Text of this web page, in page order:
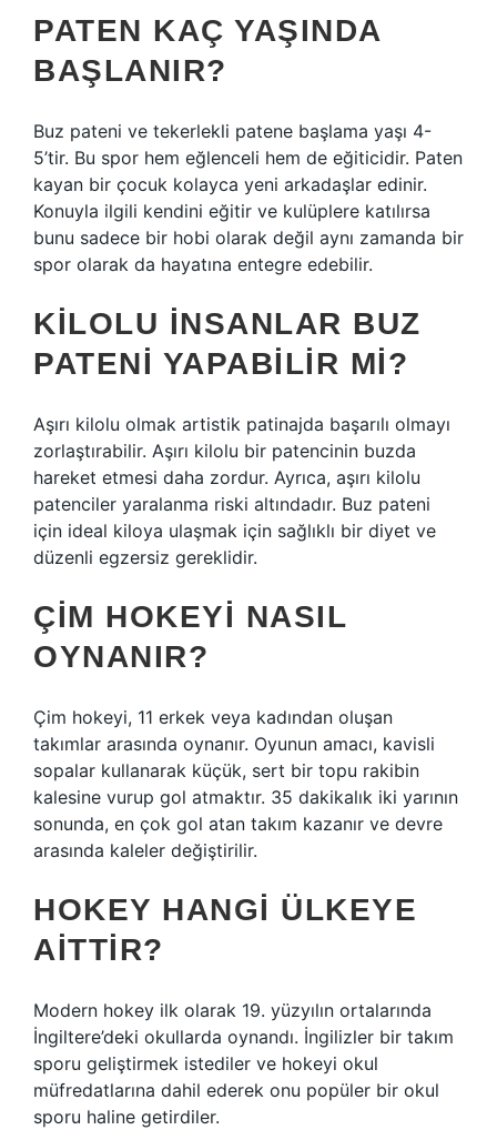
PATEN KAÇ YAŞINDA
BAŞLANIR?
Buz pateni ve tekerlekli patene başlama yaşı 4-
5’tir. Bu spor hem eğlenceli hem de eğiticidir. Paten
kayan bir çocuk kolayca yeni arkadaşlar edinir.
Konuyla ilgili kendini eğitir ve kulüplere katılırsa
bunu sadece bir hobi olarak değil aynı zamanda bir
spor olarak da hayatına entegre edebilir.
KILOLU INSANLAR BUZ
PATENI YAPABILIR MI?
Aşırı kilolu olmak artistik patinajda başarılı olmayı
zorlaştırabilir. Aşırı kilolu bir patencinin buzda
hareket etmesi daha zordur. Ayrıca, aşırı kilolu
patenciler yaralanma riski altındadır. Buz pateni
için ideal kiloya ulaşmak için sağlıklı bir diyet ve
düzenli egzersiz gereklidir.
ÇIM HOKEYI NASIL
OYNANIR?
Çim hokeyi, 11 erkek veya kadından oluşan
takımlar arasında oynanır. Oyunun amacı, kavisli
sopalar kullanarak küçük, sert bir topu rakibin
kalesine vurup gol atmaktır. 35 dakikalık iki yarının
sonunda, en çok gol atan takım kazanır ve devre
arasında kaleler değiştirilir.
HOKEY HANGI ÜLKEYE
AITTIR?
Modern hokey ilk olarak 19. yüzyılın ortalarında
İngiltere’deki okullarda oynandı. İngilizler bir takım
sporu geliştirmek istediler ve hokeyi okul
müfredatlarına dahil ederek onu popüler bir okul
sporu haline getirdiler.